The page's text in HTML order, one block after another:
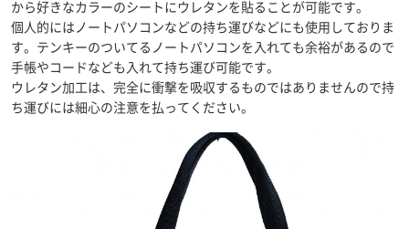
から好きなカラーのシートにウレタンを貼ることが可能です。
個人的にはノートパソコンなどの持ち運びなどにも使用しておりま
す。テンキーのついてるノートパソコンを入れても余裕があるので
手帳やコードなども入れて持ち運び可能です。
ウレタン加工は、完全に衝撃を吸収するものではありませんので持
ち運びには細心の注意を払ってください。